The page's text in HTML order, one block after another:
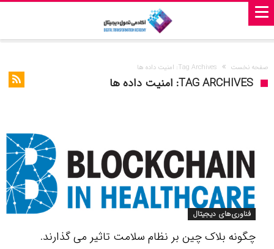
صفحه نخست Tag Archives: امنیت داده ها
TAG ARCHIVES: امنیت داده ها
فناوری‌های دیجیتال
چگونه بلاک چین بر نظام سلامت تاثیر می گذارند.